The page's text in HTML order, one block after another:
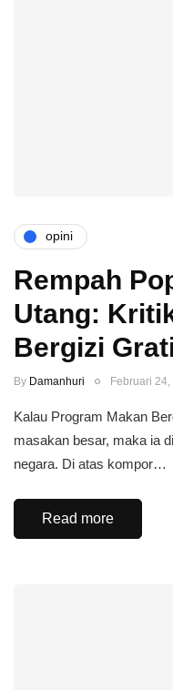
opini
Rempah
Utang:
Bergizi
By Damanhuri Februari 24,
Kalau Program Makan
masakan besar, maka ia
negara. Di atas kompor…
Read more